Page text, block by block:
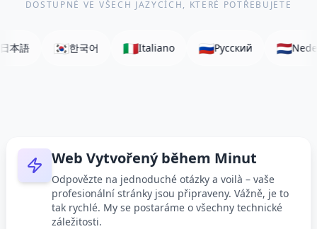
DOSTUPNÉ VE VŠECH JAZYCÍCH, KTERÉ POTŘEBUJETE
🇮🇹Italiano 🇷🇺Русский 🇳🇱Nederlands العربية
Web Vytvořený během Minut
Odpovězte na jednoduché otázky a voilà – vaše
profesionální stránky jsou připraveny. Vážně, je to
tak rychlé. My se postaráme o všechny technické
záležitosti.